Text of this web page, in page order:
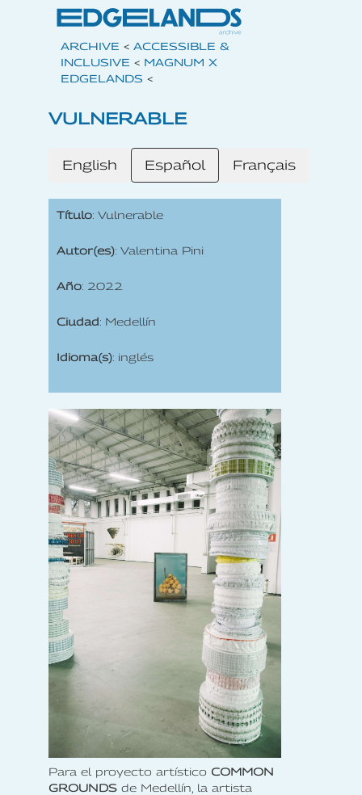
ARCHIVE < ACCESSIBLE &
INCLUSIVE < MAGNUM X
EDGELANDS <
VULNERABLE
English Español Français
Título: Vulnerable
Autor(es): Valentina Pini
Año: 2022
Ciudad: Medellín
Idioma(s): inglés
Para el proyecto artístico COMMON
GROUNDS de Medellín, la artista